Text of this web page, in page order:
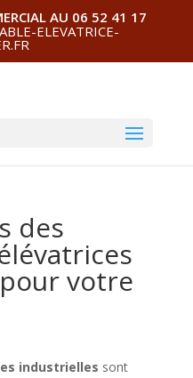
AU 06 52 41 17
ELEVATRICE-
des
votre
industrielles sont